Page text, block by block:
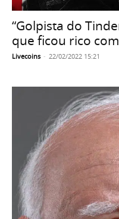
“Golpista do
que ficou rico
Livecoins - 22/02/2022 15:21